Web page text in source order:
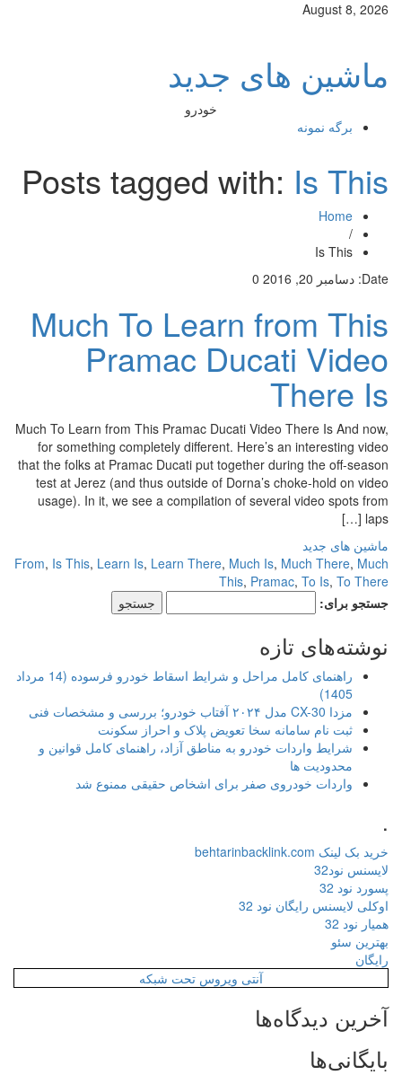
August 8, 2026
ماشین های جدید
خودرو
برگه نمونه
Posts tagged with:Is This
Home
/
Is This
Date: دسامبر 20, 2016 0
Much To Learn from This
Pramac Ducati Video
There Is
Much To Learn from This Pramac Ducati Video There Is And now,
for something completely different. Here’s an interesting video
that the folks at Pramac Ducati put together during the off-season
test at Jerez (and thus outside of Dorna’s choke-hold on video
usage). In it, we see a compilation of several video spots from
laps […]
ماشین های جدید
From, Is This,Learn Is,Learn There,Much Is,Much There,Much
This,Pramac, To Is, To There
جستجو برای:
نوشته‌های تازه
راهنمای کامل مراحل و شرایط اسقاط خودرو فرسوده (14 مرداد
1405)
مزدا CX-30 مدل ۲۰۲۴ آفتاب خودرو؛ بررسی و مشخصات فنی
ثبت نام سامانه سخا تعویض پلاک و احراز سکونت
شرایط واردات خودرو به مناطق آزاد، راهنمای کامل قوانین و
محدودیت ها
واردات خودروی صفر برای اشخاص حقیقی ممنوع شد
خرید بک لینک behtarinbacklink.com
لایسنس نود32
پسورد نود 32
اوکلی لایسنس رایگان نود 32
همیار نود 32
بهترین سئو
رایگان
آنتی ویروس تحت شبکه
آخرین دیدگاه‌ها
بایگانی‌ها